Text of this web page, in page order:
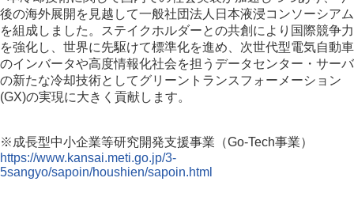
後の海外展開を見越して一般社団法人日本液浸コンソーシアム
を組成しました。ステイクホルダーとの共創により国際競争力
を強化し、世界に先駆けて標準化を進め、次世代型電気自動車
のインバータや高度情報化社会を担うデータセンター・サーバ
の新たな冷却技術としてグリーントランスフォーメーション
(GX)の実現に大きく貢献します。
※成長型中小企業等研究開発支援事業（Go-Tech事業）
https://www.kansai.meti.go.jp/3-
5sangyo/sapoin/houshien/sapoin.html